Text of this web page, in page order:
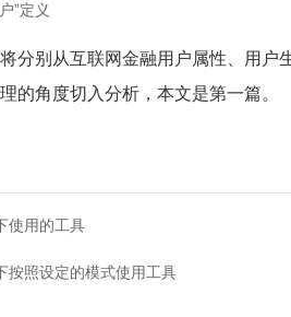
”定义
分别从互联网金融用户属性、用户
的角度切入分析，本文是第一篇。
使用的工具
按照设定的模式使用工具